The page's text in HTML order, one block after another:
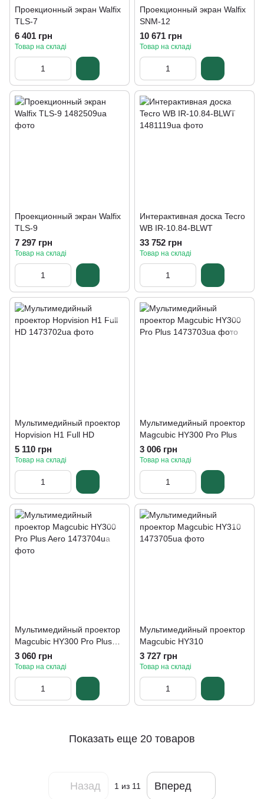
Проекционный экран Walfix
TLS-7
6 401 грн
Товар на складі
Проекционный экран Walfix
SNM-12
10 671 грн
Товар на складі
Проекционный экран Walfix
TLS-9
7 297 грн
Товар на складі
Интерактивная доска Tecro
WB IR-10.84-BLWT
33 752 грн
Товар на складі
Мультимедийный проектор
Hopvision H1 Full HD
5 110 грн
Товар на складі
Мультимедийный проектор
Magcubic HY300 Pro Plus
3 006 грн
Товар на складі
Мультимедийный проектор
Magcubic HY300 Pro Plus
Aero
3 060 грн
Товар на складі
Мультимедийный проектор
Magcubic HY310
3 727 грн
Товар на складі
Показать еще 20 товаров
Назад 1 из 11 Вперед